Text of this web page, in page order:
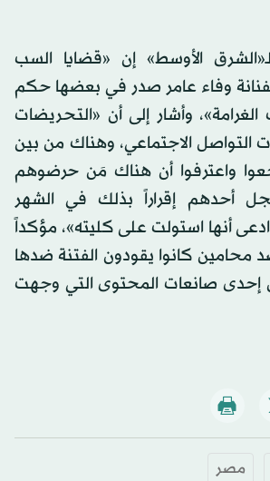
الأوسط» إن «قضايا السب
وفاء عامر صدر في بعضها حكم
وأشار إلى أن «التحريضات
التواصل الاجتماعي، وهناك من بين
واعترفوا أن هناك مَن حرضوهم
أحدهم إقراراً بذلك في الشهر
أنها استولت على كليته»، مؤكداً
محامين كانوا يقودون الفتنة ضدها
إحدى صانعات المحتوى التي وجهت
مصر